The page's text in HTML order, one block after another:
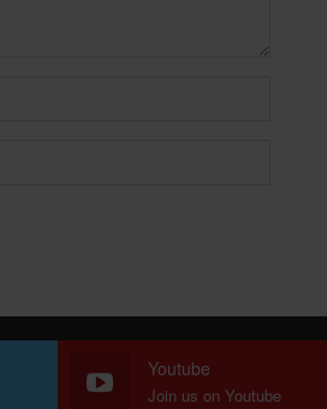
Youtube
Join us on Youtube